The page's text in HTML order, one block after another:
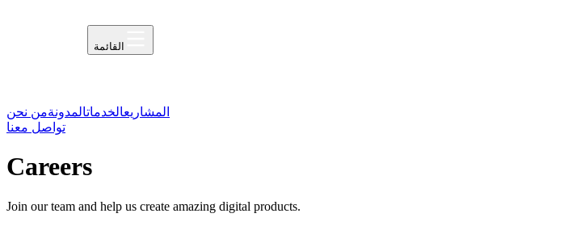
القائمة
المشاريعالخدماتالمدونةمن نحن
تواصل معنا
Careers
Join our team and help us create amazing digital products.